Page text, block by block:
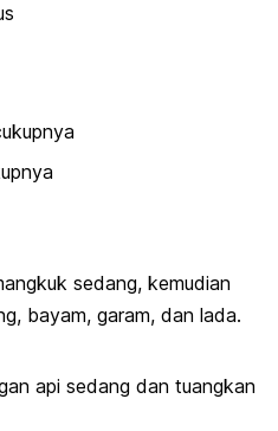
sedang, kemudian
bayam, garam, dan lada.
api sedang dan tuangkan